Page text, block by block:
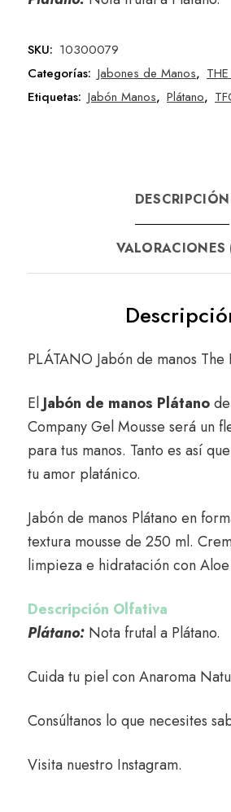
SKU: 10300079
Categorías: Jabones de Manos,
Etiquetas: Jabón Manos, Plátano,
DESCRIPCIÓN
VALORACIONES
PLÁTANO Jabón de manos
El Jabón de manos Plátano
Company Gel Mousse será un
para tus manos. Tanto es así
tu amor platánico.
Jabón de manos Plátano en
textura mousse de 250 ml.
limpieza e hidratación con
Descripción Olfativa
Plátano: Nota frutal a Plátano.
Cuida tu piel conAnaroma
Consúltanos lo que necesites
Visita nuestro Instagram.